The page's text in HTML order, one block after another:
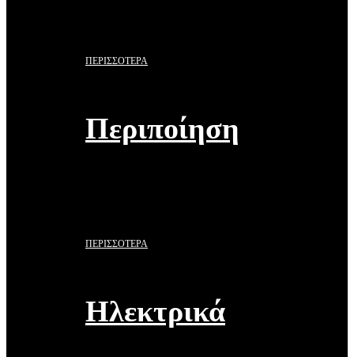
ΠΕΡΙΣΣΟΤΕΡΑ
Περιποίηση
ΠΕΡΙΣΣΟΤΕΡΑ
Ηλεκτρικά